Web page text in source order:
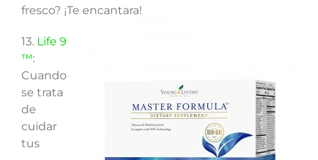
fresco? ¡Te encantara!
13. Life 9
™:
Cuando
se trata
de
cuidar
tus